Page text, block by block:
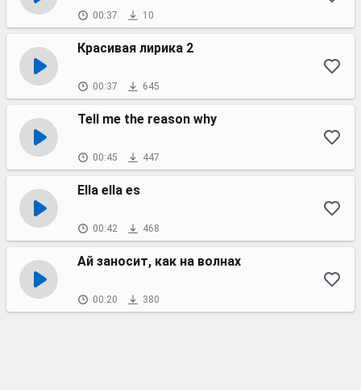
00:37 10
Красивая лирика 2
00:37 645
Tell me the reason why
00:45 447
Ella ella es
00:42 468
Ай заносит, как на волнах
00:20 380